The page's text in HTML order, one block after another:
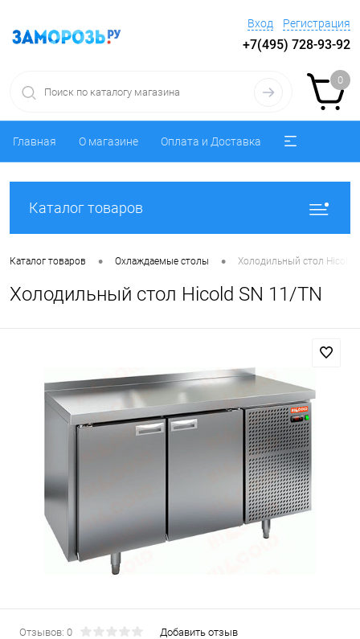
Вход Регистрация
+7(495) 728-93-92
0
Главная О магазине Оплата и Доставка
Каталог товаров
Каталог товаров • Охлаждаемые столы • Холодильный стол Hicold
Холодильный стол Hicold SN 11/TN
Отзывов: 0 Добавить отзыв